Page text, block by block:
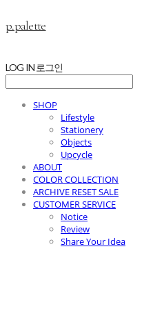
p.palette
LOG IN 로그인
SHOP
Lifestyle
Stationery
Objects
Upcycle
ABOUT
COLOR COLLECTION
ARCHIVE RESET SALE
CUSTOMER SERVICE
Notice
Review
Share Your Idea